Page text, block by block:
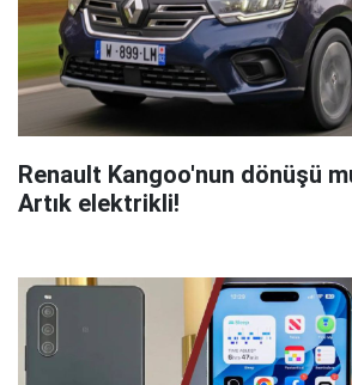
Renault Kangoo'nun dönüşü
Artık elektrikli!